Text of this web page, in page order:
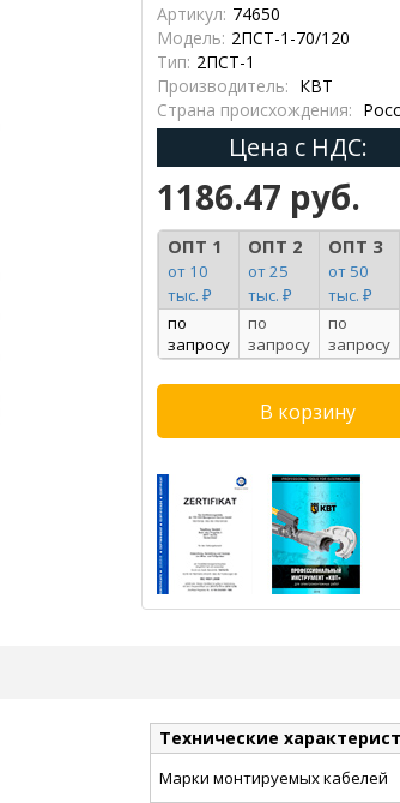
Артикул: 74650
Модель: 2ПСТ-1-70/120
Тип: 2ПСТ-1
Производитель: КВТ
Страна происхождения:
Цена с НДС:
1186.47 руб.
ОПТ 1
от 10
тыс. ₽
ОПТ 2
от 25
тыс. ₽
ОПТ 3
от 50
тыс. ₽
по
запросу
по
запросу
по
запросу
Технические
Марки монтируемых кабелей